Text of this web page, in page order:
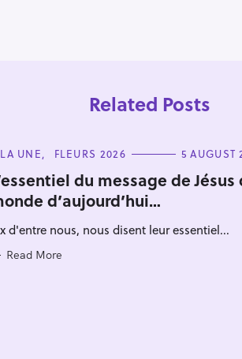
Related Posts
UNE FLEURS 2026 5 AUGUST
du message de Jésus
d’aujourd’hui…
d'entre nous, nous disent leur essentiel...
Read More